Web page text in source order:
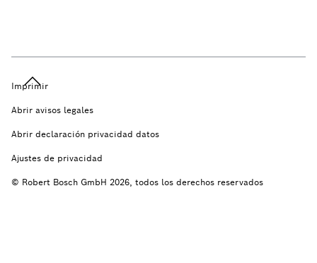
Imprimir
Abrir avisos legales
Abrir declaración privacidad datos
Ajustes de privacidad
© Robert Bosch GmbH 2026, todos los derechos reservados